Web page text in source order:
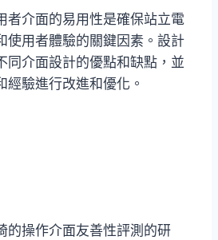
者介面的易用性是確保站立電
使用者體驗的關鍵因素。設計
同介面設計的優點和缺點，並
經驗進行改進和優化。
的操作介面友善性評測的研